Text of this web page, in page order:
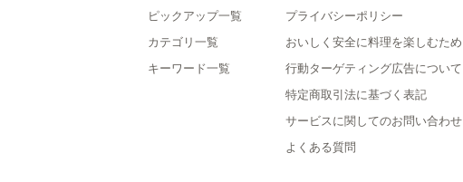
ピックアップ一覧
カテゴリ一覧
キーワード一覧
プライバシーポリシー
おいしく安全に料理を楽しむため
行動ターゲティング広告について
特定商取引法に基づく表記
サービスに関してのお問い合わせ
よくある質問